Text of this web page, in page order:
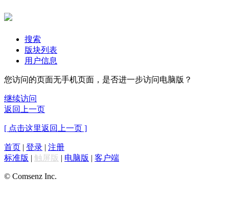
搜索
版块列表
用户信息
您访问的页面无手机页面，是否进一步访问电脑版？
继续访问
返回上一页
[ 点击这里返回上一页 ]
首页 | 登录 | 注册
标准版 | 触屏版 | 电脑版 | 客户端
© Comsenz Inc.